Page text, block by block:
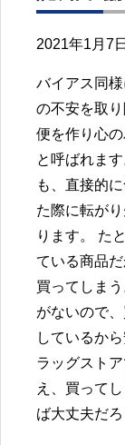
2021年1月7日
バイアス同
の不安を取
便を作り心
と呼ばれま
も、直接的
た際に転が
ります。 た
ている商品
買ってしま
がないので
しているか
ラッグスト
え、買って
ば大丈夫だ